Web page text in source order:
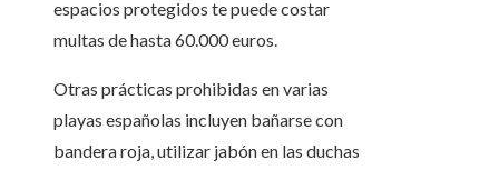
espacios protegidos te puede costar
multas de hasta 60.000 euros.
Otras prácticas prohibidas en varias
playas españolas incluyen bañarse con
bandera roja, utilizar jabón en las duchas